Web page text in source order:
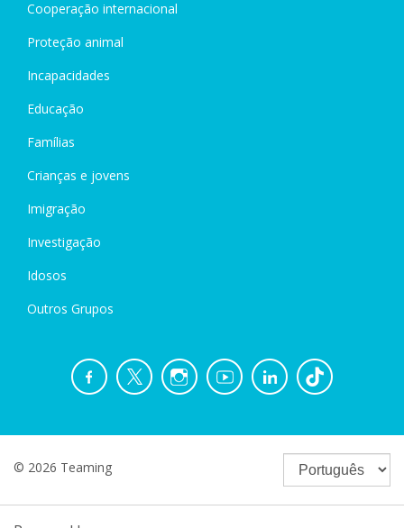
Cooperação internacional
Proteção animal
Incapacidades
Educação
Famílias
Crianças e jovens
Imigração
Investigação
Idosos
Outros Grupos
© 2026 Teaming